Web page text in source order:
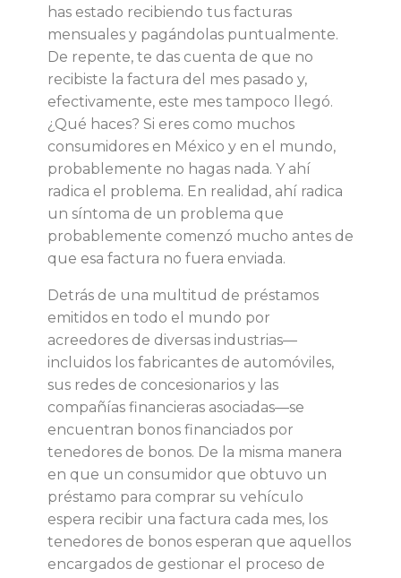
s
a
d
o
e
s
p
n
has estado recibiendo tus facturas
mensuales y pagándolas puntualmente.
De repente, te das cuenta de que no
recibiste la factura del mes pasado y,
efectivamente, este mes tampoco llegó.
¿Qué haces? Si eres como muchos
consumidores en México y en el mundo,
probablemente no hagas nada. Y ahí
radica el problema. En realidad, ahí radica
un síntoma de un problema que
probablemente comenzó mucho antes de
que esa factura no fuera enviada.
Detrás de una multitud de préstamos
emitidos en todo el mundo por
acreedores de diversas industrias—
incluidos los fabricantes de automóviles,
sus redes de concesionarios y las
compañías financieras asociadas—se
encuentran bonos financiados por
tenedores de bonos. De la misma manera
en que un consumidor que obtuvo un
préstamo para comprar su vehículo
espera recibir una factura cada mes, los
tenedores de bonos esperan que aquellos
encargados de gestionar el proceso de